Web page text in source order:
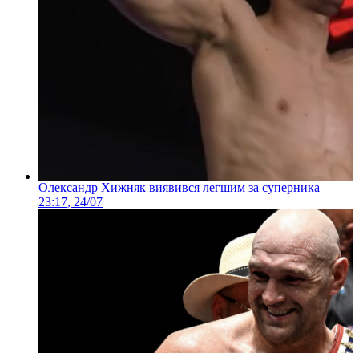
Олександр Хижняк виявився легшим за суперника
23:17, 24/07